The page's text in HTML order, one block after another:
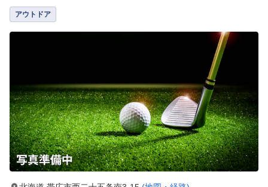
アウトドア